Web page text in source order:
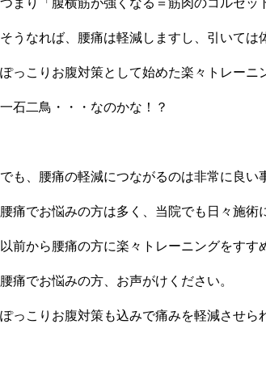
つまり「腹横筋が強くなる＝筋肉のコルセッ
そうなれば、腰痛は軽減しますし、引いては
ぽっこりお腹対策として始めた楽々トレーニ
一石二鳥・・・なのかな！？
でも、腰痛の軽減につながるのは非常に良い
腰痛でお悩みの方は多く、当院でも日々施術
以前から腰痛の方に楽々トレーニングをすす
腰痛でお悩みの方、お声がけください。
ぽっこりお腹対策も込みで痛みを軽減させら